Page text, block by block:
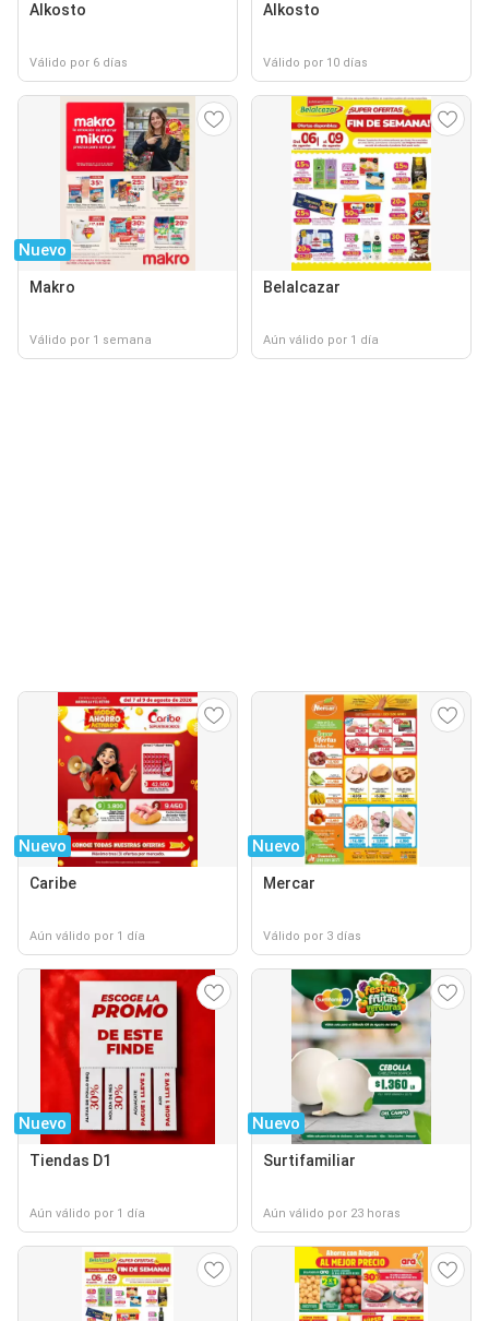
Alkosto
Válido por 6 días
Alkosto
Válido por 10 días
Nuevo
Makro
Válido por 1 semana
Belalcazar
Aún válido por 1 día
Nuevo
Caribe
Aún válido por 1 día
Nuevo
Mercar
Válido por 3 días
Nuevo
Tiendas D1
Aún válido por 1 día
Nuevo
Surtifamiliar
Aún válido por 23 horas